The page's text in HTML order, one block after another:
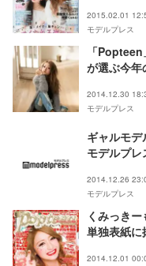
2015.02.01
モデルプレス
「
が選ぶ今年
2014.12.30
モデルプレス
ギャルモ
モデルプレ
2014.12.26
モデルプレス
くみっき
単独表紙に
2014.12.01